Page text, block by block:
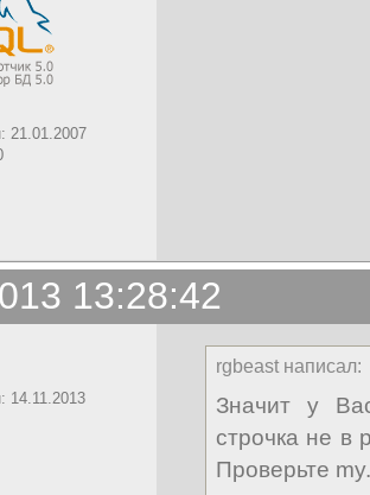
21.01.2007
13:28:42
14.11.2013
rgbeast написал:
Значит у
строчка не в
Проверьте